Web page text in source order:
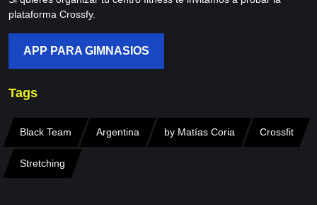
plataforma Crossfy.
APP PARA GIMNASIOS
Tags
Black Team Argentina by Matías Coria Crossfit
Stretching